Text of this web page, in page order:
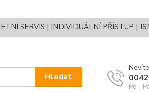
SERVIS | INDIVIDUÁLNÍ PŘÍSTUP |
Hledat
Po -